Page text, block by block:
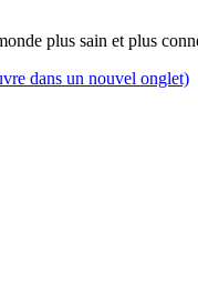
plus sain et plus
dans un nouvel onglet)